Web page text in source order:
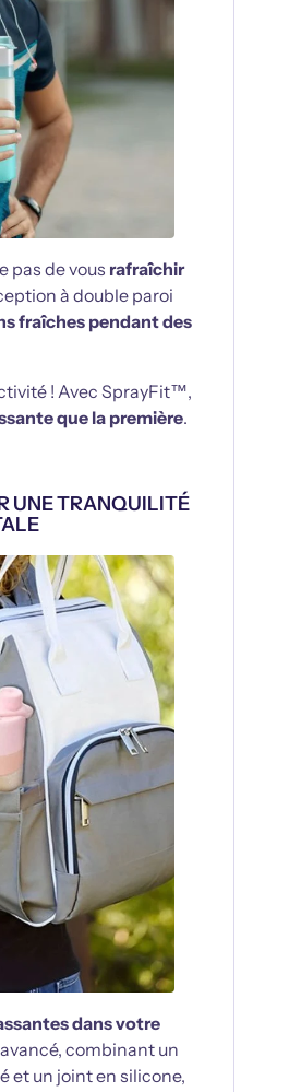
pas de vous rafraîchir
à double paroi
fraîches pendant des
! Avec SprayFit™,
que la première.
UNE TRANQUILITÉ
dans votre
combinant un
et un joint en silicone,